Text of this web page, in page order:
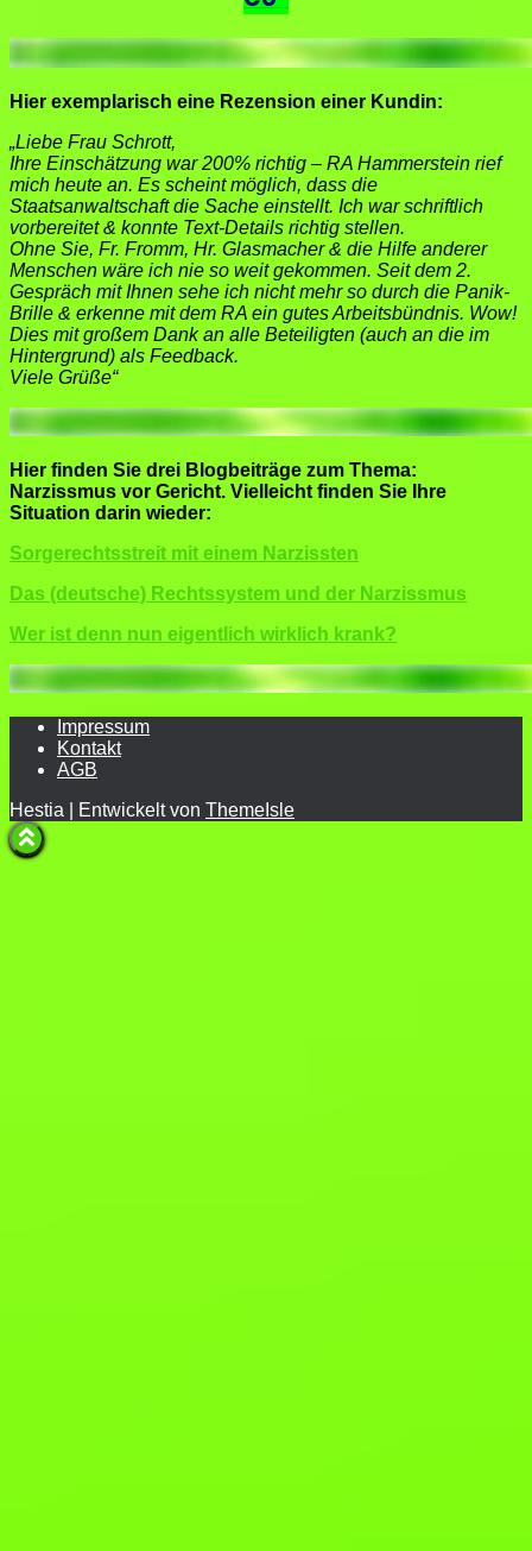
Hier exemplarisch eine Rezension einer Kundin:
„Liebe Frau Schrott,
Ihre Einschätzung war 200% richtig – RA Hammerstein rief
mich heute an. Es scheint möglich, dass die
Staatsanwaltschaft die Sache einstellt. Ich war schriftlich
vorbereitet & konnte Text-Details richtig stellen.
Ohne Sie, Fr. Fromm, Hr. Glasmacher & die Hilfe anderer
Menschen wäre ich nie so weit gekommen. Seit dem 2.
Gespräch mit Ihnen sehe ich nicht mehr so durch die Panik-
Brille & erkenne mit dem RA ein gutes Arbeitsbündnis. Wow!
Dies mit großem Dank an alle Beteiligten (auch an die im
Hintergrund) als Feedback.
Viele Grüße“
Hier finden Sie drei Blogbeiträge zum Thema:
Narzissmus vor Gericht. Vielleicht finden Sie Ihre
Situation darin wieder:
Sorgerechtsstreit mit einem Narzissten
Das (deutsche) Rechtssystem und der Narzissmus
Wer ist denn nun eigentlich wirklich krank?
Impressum
Kontakt
AGB
Hestia | Entwickelt von ThemeIsle